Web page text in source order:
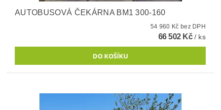
AUTOBUSOVÁ ČEKÁRNA BM1 300-160
54 960 Kč bez DPH
66 502 Kč/ ks